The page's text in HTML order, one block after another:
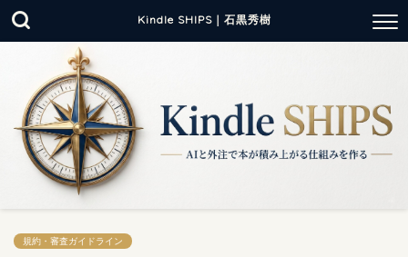
Kindle SHIPS｜石黒秀樹
規約・審査ガイドライン